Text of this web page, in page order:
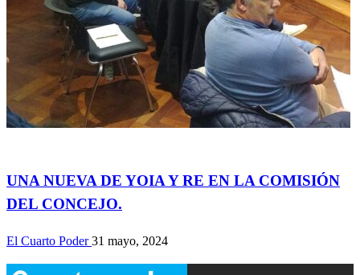
UNA NUEVA DE YOIA Y RE EN LA COMISIÓN
DEL CONCEJO.
El Cuarto Poder31 mayo, 2024